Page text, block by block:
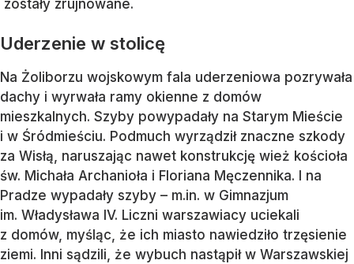
zostały zrujnowane.
Uderzenie w stolicę
Na Żoliborzu wojskowym fala uderzeniowa pozrywała
dachy i wyrwała ramy okienne z domów
mieszkalnych. Szyby powypadały na Starym Mieście
i w Śródmieściu. Podmuch wyrządził znaczne szkody
za Wisłą, naruszając nawet konstrukcję wież kościoła
św. Michała Archanioła i Floriana Męczennika. I na
Pradze wypadały szyby – m.in. w Gimnazjum
im. Władysława IV. Liczni warszawiacy uciekali
z domów, myśląc, że ich miasto nawiedziło trzęsienie
ziemi. Inni sądzili, że wybuch nastąpił w Warszawskiej